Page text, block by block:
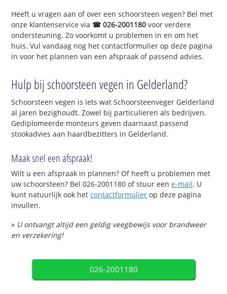
Heeft u vragen aan of over een schoorsteen vegen? Bel met
onze klantenservice via ☎ 026-2001180 voor verdere
ondersteuning. Zo voorkomt u problemen in en om het
huis. Vul vandaag nog het contactformulier op deze pagina
in voor het plannen van een afspraak of passend advies.
Hulp bij schoorsteen vegen in Gelderland?
Schoorsteen vegen is iets wat Schoorsteenveger Gelderland
al jaren bezighoudt. Zowel bij particulieren als bedrijven.
Gediplomeerde monteurs geven daarnaast passend
stookadvies aan haardbezitters in Gelderland.
Maak snel een afspraak!
Wilt u een afspraak in plannen? Of heeft u problemen met
uw schoorsteen? Bel 026-2001180 of stuur eene-mail. U
kunt natuurlijk ook hetcontactformulier op deze pagina
invullen.
» U ontvangt altijd een geldig veegbewijs voor brandweer
en verzekering!
026-2001180